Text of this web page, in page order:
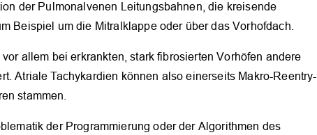
der Pulmonalvenen Leitungsbahnen, die kreisende
Beispiel um die Mitralklappe oder über das Vorhofdach.
allem bei erkrankten, stark fibrosierten Vorhöfen andere
Atriale Tachykardien können also einerseits Makro-Reentry-
stammen.
der Programmierung oder der Algorithmen des